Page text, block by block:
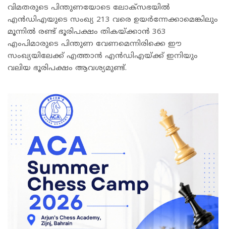
വിമതരുടെ പിന്തുണയോടെ ലോക്സഭയിൽ
എൻഡിഎയുടെ സംഖ്യ 213 വരെ ഉയർന്നേക്കാമെങ്കിലും
മൂന്നിൽ രണ്ട് ഭൂരിപക്ഷം തികയ്ക്കാൻ 363
എംപിമാരുടെ പിന്തുണ വേണമെന്നിരിക്കെ ഈ
സംഖ്യയിലേക്ക് എത്താൻ എൻഡിഎയ്ക്ക് ഇനിയും
വലിയ ഭൂരിപക്ഷം ആവശ്യമുണ്ട്.